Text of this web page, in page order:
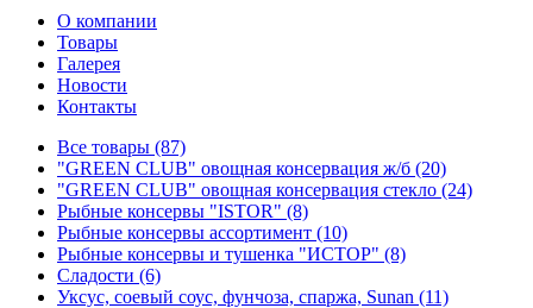
О компании
Товары
Галерея
Новости
Контакты
Все товары (87)
"GREEN CLUB" овощная консервация ж/б (20)
"GREEN CLUB" овощная консервация стекло (24)
Рыбные консервы "ISTOR" (8)
Рыбные консервы ассортимент (10)
Рыбные консервы и тушенка "ИСТОР" (8)
Сладости (6)
Уксус, соевый соус, фунчоза, спаржа, Sunan (11)